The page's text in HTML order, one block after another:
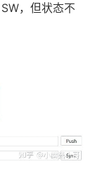
，但状态不